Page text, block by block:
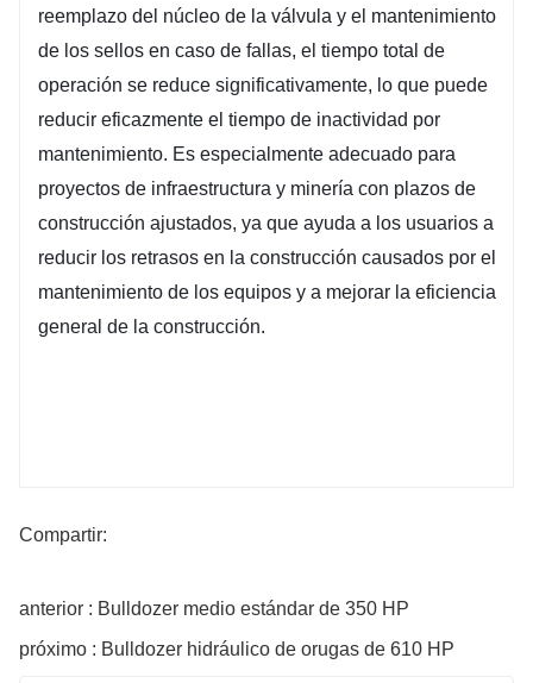
reemplazo del núcleo de la válvula y el mantenimiento
de los sellos en caso de fallas, el tiempo total de
operación se reduce significativamente, lo que puede
reducir eficazmente el tiempo de inactividad por
mantenimiento. Es especialmente adecuado para
proyectos de infraestructura y minería con plazos de
construcción ajustados, ya que ayuda a los usuarios a
reducir los retrasos en la construcción causados ​​por el
mantenimiento de los equipos y a mejorar la eficiencia
general de la construcción.
Compartir:
anterior : Bulldozer medio estándar de 350 HP
próximo : Bulldozer hidráulico de orugas de 610 HP